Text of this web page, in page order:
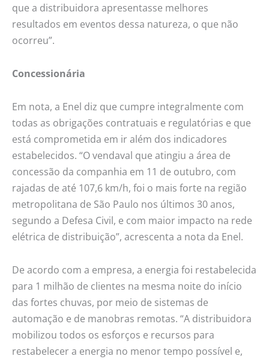
que a distribuidora apresentasse melhores
resultados em eventos dessa natureza, o que não
ocorreu”.
Concessionária
Em nota, a Enel diz que cumpre integralmente com
todas as obrigações contratuais e regulatórias e que
está comprometida em ir além dos indicadores
estabelecidos. “O vendaval que atingiu a área de
concessão da companhia em 11 de outubro, com
rajadas de até 107,6 km/h, foi o mais forte na região
metropolitana de São Paulo nos últimos 30 anos,
segundo a Defesa Civil, e com maior impacto na rede
elétrica de distribuição”, acrescenta a nota da Enel.
De acordo com a empresa, a energia foi restabelecida
para 1 milhão de clientes na mesma noite do início
das fortes chuvas, por meio de sistemas de
automação e de manobras remotas. “A distribuidora
mobilizou todos os esforços e recursos para
restabelecer a energia no menor tempo possível e,